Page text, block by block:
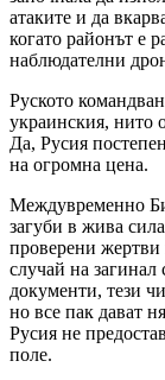
атаките и да
когато районът е
наблюдателни
Руското
украинския, нито
Да, Русия
на огромна цена.
Междувременно
загуби в жива
проверени жертви
случай на загинал
документи, тези
но все пак дават
Русия не
поле.